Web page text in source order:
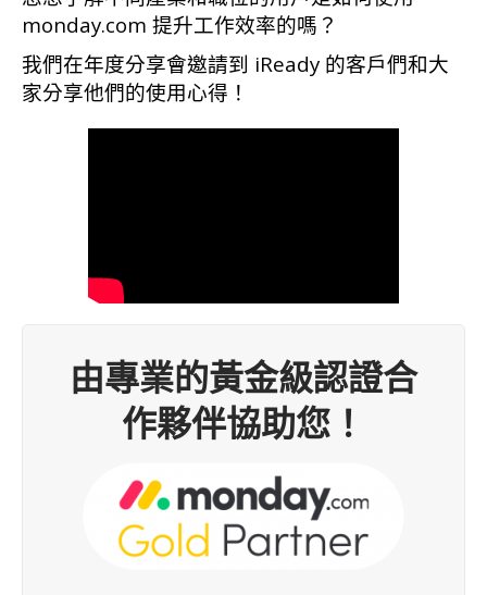
monday.com 提升工作效率的嗎？
我們在年度分享會邀請到 iReady 的客戶們和大
家分享他們的使用心得！
由專業的黃金級認證合
作夥伴協助您！